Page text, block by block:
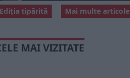
Mai multe articole
Ediția tipărită
MAI VIZITATE